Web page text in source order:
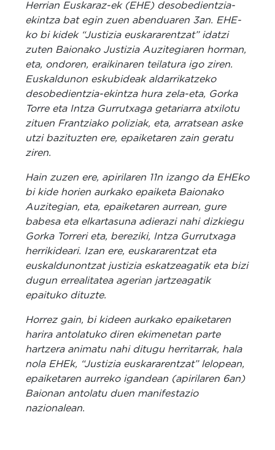
Herrian Euskaraz-ek (EHE) desobedientzia-
ekintza bat egin zuen abenduaren 3an. EHE-
ko bi kidek “Justizia euskararentzat” idatzi
zuten Baionako Justizia Auzitegiaren horman,
eta, ondoren, eraikinaren teilatura igo ziren.
Euskaldunon eskubideak aldarrikatzeko
desobedientzia-ekintza hura zela-eta, Gorka
Torre eta Intza Gurrutxaga getariarra atxilotu
zituen Frantziako poliziak, eta, arratsean aske
utzi bazituzten ere, epaiketaren zain geratu
ziren.
Hain zuzen ere, apirilaren 11n izango da EHEko
bi kide horien aurkako epaiketa Baionako
Auzitegian, eta, epaiketaren aurrean, gure
babesa eta elkartasuna adierazi nahi dizkiegu
Gorka Torreri eta, bereziki, Intza Gurrutxaga
herrikideari. Izan ere, euskararentzat eta
euskaldunontzat justizia eskatzeagatik eta bizi
dugun errealitatea agerian jartzeagatik
epaituko dituzte.
Horrez gain, bi kideen aurkako epaiketaren
harira antolatuko diren ekimenetan parte
hartzera animatu nahi ditugu herritarrak, hala
nola EHEk, “Justizia euskararentzat” lelopean,
epaiketaren aurreko igandean (apirilaren 6an)
Baionan antolatu duen manifestazio
nazionalean.